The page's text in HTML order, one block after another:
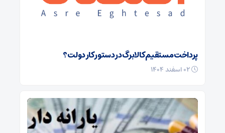
پرداخت مستقیم کالابرگ در دستور کار دولت؟